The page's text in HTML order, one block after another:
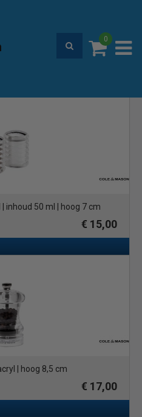
0
en garantie
inhoud 50 ml | hoog 7 cm
€ 15,00
| hoog 8,5 cm
€ 17,00